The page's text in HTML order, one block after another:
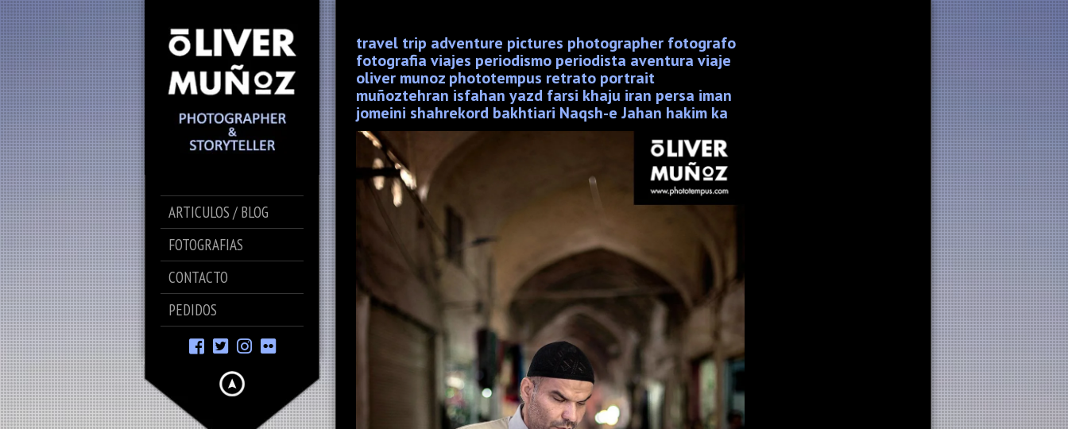
ARTICULOS / BLOG
FOTOGRAFIAS
CONTACTO
PEDIDOS
travel trip adventure pictures photographer fotografo
fotografia viajes periodismo periodista aventura viaje
oliver munoz phototempus retrato portrait
muñoztehran isfahan yazd farsi khaju iran persa iman
jomeini shahrekord bakhtiari Naqsh-e Jahan hakim ka